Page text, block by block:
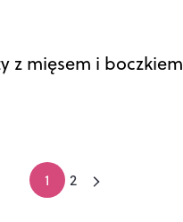
z mięsem i
1 2